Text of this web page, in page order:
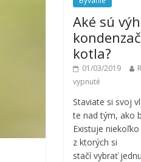
Aké sú
kotla?
01/03/2019
vypnuté
Staviate si svoj
te nad tým, ako
Existuje
z ktorých si
stačí vybrať